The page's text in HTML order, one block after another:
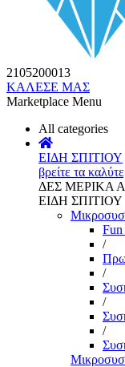
2105200013
ΚΑΛΕΣΕ ΜΑΣ
Marketplace Menu
All categories
ΕΙΔΗ ΣΠΙΤΙΟΥ
βρείτε τα
ΔΕΣ ΜΕΡΙΚΑ
ΕΙΔΗ ΣΠΙΤΙΟΥ
/
/
/
/